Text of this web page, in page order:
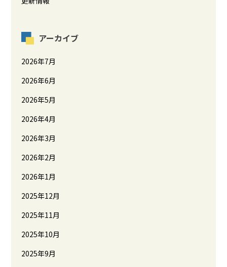
アーカイブ
2026年7月
2026年6月
2026年5月
2026年4月
2026年3月
2026年2月
2026年1月
2025年12月
2025年11月
2025年10月
2025年9月